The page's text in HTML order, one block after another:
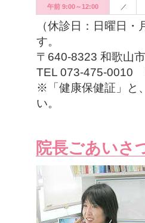
午前 9:00～12:00 ／
（休診日：日曜日
す。
〒640-8323 和歌山
TEL 073-475-
※「健康保健証」と
い。
院長ごあいさ